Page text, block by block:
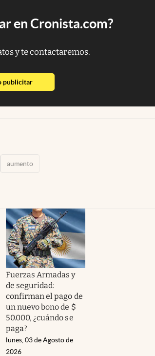
en Cronista.com?
y te contactaremos.
publicitarabre en nueva pestaña
aumento
Fuerzas Armadas y
de seguridad:
confirman el pago de
un nuevo bono de $
50.000, ¿cuándo se
paga?
lunes, 03 de Agosto de
2026